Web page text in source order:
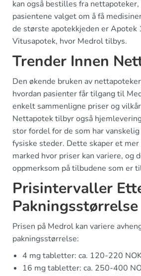
kan også bestilles fra
pasientene valget om å få
de største apotekkjeden er Apotek
Vitusapotek, hvor Medrol tilbys.
Trender Innen
Den økende bruken av
hvordan pasienter får tilgang til
enkelt sammenligne priser og
Nettapotek tilbyr også
stor fordel for de som har
fysiske steder. Dette skaper et
marked hvor priser kan variere, og
oppmerksom på tilbudene som er
Prisintervaller
Pakningsstørrelse
Prisen på Medrol kan variere
pakningsstørrelse:
4 mg tabletter: ca. 120-220
16 mg tabletter: ca. 250-400